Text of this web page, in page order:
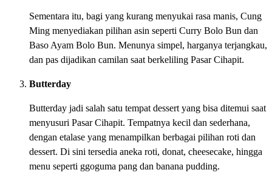
Sementara itu, bagi yang kurang menyukai rasa manis, Cung
Ming menyediakan pilihan asin seperti Curry Bolo Bun dan
Baso Ayam Bolo Bun. Menunya simpel, harganya terjangkau,
dan pas dijadikan camilan saat berkeliling Pasar Cihapit.
Butterday
Butterday jadi salah satu tempat dessert yang bisa ditemui saat
menyusuri Pasar Cihapit. Tempatnya kecil dan sederhana,
dengan etalase yang menampilkan berbagai pilihan roti dan
dessert. Di sini tersedia aneka roti, donat, cheesecake, hingga
menu seperti ggoguma pang dan banana pudding.